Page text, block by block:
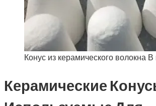
Конус из керамического волокна В
Керамические